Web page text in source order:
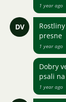
1 year ago
DV
presne
1 year ago
Dobry
psali
1 year ago